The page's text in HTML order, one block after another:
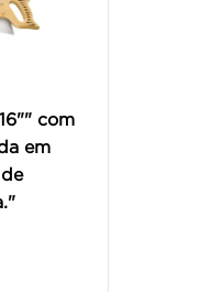
com
em